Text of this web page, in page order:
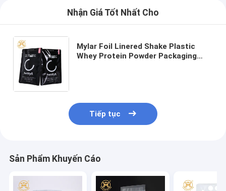
Nhận Giá Tốt Nhất Cho
Mylar Foil Linered Shake Plastic
Whey Protein Powder Packaging
Tiếp tục
Sản Phẩm Khuyến Cáo